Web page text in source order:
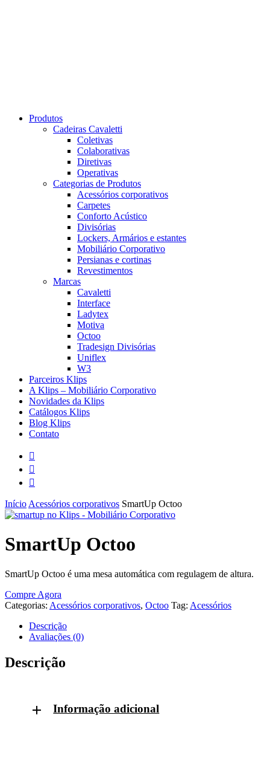
Produtos
Cadeiras Cavaletti
Coletivas
Colaborativas
Diretivas
Operativas
Categorias de Produtos
Acessórios corporativos
Carpetes
Conforto Acústico
Divisórias
Lockers, Armários e estantes
Mobiliário Corporativo
Persianas e cortinas
Revestimentos
Marcas
Cavaletti
Interface
Ladytex
Motiva
Octoo
Tradesign Divisórias
Uniflex
W3
Parceiros Klips
A Klips – Mobiliário Corporativo
Novidades da Klips
Catálogos Klips
Blog Klips
Contato
facebook
instagram
whatsapp
Início Acessórios corporativos SmartUp Octoo
SmartUp Octoo
SmartUp Octoo é uma mesa automática com regulagem de altura.
Compre Agora
Categorias: Acessórios corporativos, Octoo Tag: Acessórios
Descrição
Avaliações (0)
Descrição
Informação adicional